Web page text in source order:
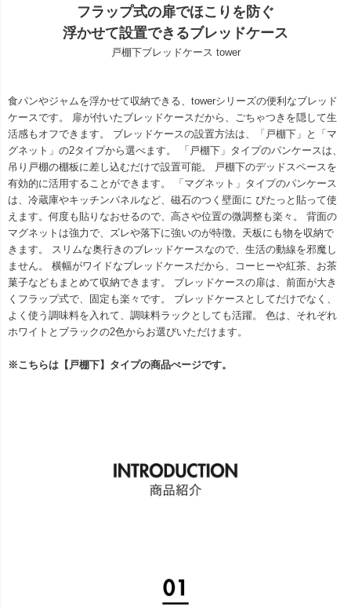
フラップ式の扉でほこりを防ぐ
浮かせて設置できるブレッドケース
戸棚下ブレッドケース tower
食パンやジャムを浮かせて収納できる、towerシリーズの便利なブレッド
ケースです。 扉が付いたブレッドケースだから、ごちゃつきを隠して生
活感もオフできます。 ブレッドケースの設置方法は、「戸棚下」と「マ
グネット」の2タイプから選べます。 「戸棚下」タイプのパンケースは、
吊り戸棚の棚板に差し込むだけで設置可能。 戸棚下のデッドスペースを
有効的に活用することができます。 「マグネット」タイプのパンケース
は、冷蔵庫やキッチンパネルなど、磁石のつく壁面に ぴたっと貼って使
えます。何度も貼りなおせるので、高さや位置の微調整も楽々。 背面の
マグネットは強力で、ズレや落下に強いのが特徴。天板にも物を収納で
きます。 スリムな奥行きのブレッドケースなので、生活の動線を邪魔し
ません。 横幅がワイドなブレッドケースだから、コーヒーや紅茶、お茶
菓子などもまとめて収納できます。 ブレッドケースの扉は、前面が大き
くフラップ式で、固定も楽々です。 ブレッドケースとしてだけでなく、
よく使う調味料を入れて、調味料ラックとしても活躍。 色は、それぞれ
ホワイトとブラックの2色からお選びいただけます。
※こちらは【戸棚下】タイプの商品ぺージです。